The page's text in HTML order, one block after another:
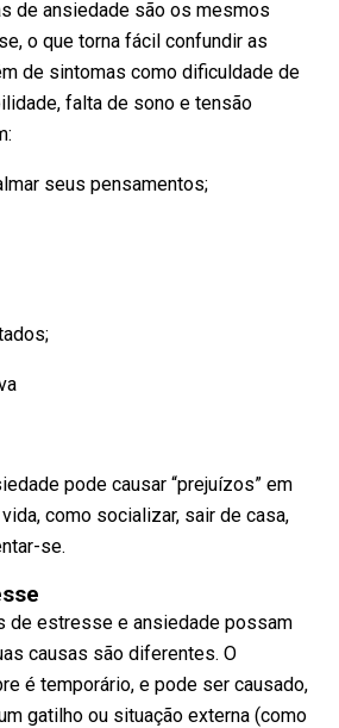
de ansiedade são os mesmos
o que torna fácil confundir as
de sintomas como dificuldade de
falta de sono e tensão
seus pensamentos;
pode causar “prejuízos” em
como socializar, sair de casa,
se.
de estresse e ansiedade possam
causas são diferentes. O
é temporário, e pode ser causado,
gatilho ou situação externa (como